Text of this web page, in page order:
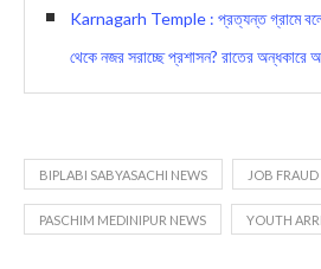
Karnagarh Temple : প্রত্যন্ত গ্রামে বলেই
থেকে নজর সরাচ্ছে প্রশাসন? রাতের অন্ধকারে
BIPLABI SABYASACHI NEWS JOB FRAUD
PASCHIM MEDINIPUR NEWS YOUTH